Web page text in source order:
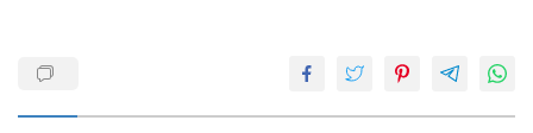
pandeglang
Berita